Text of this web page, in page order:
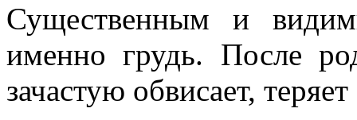
Существенным и
именно грудь. После
зачастую обвисает,